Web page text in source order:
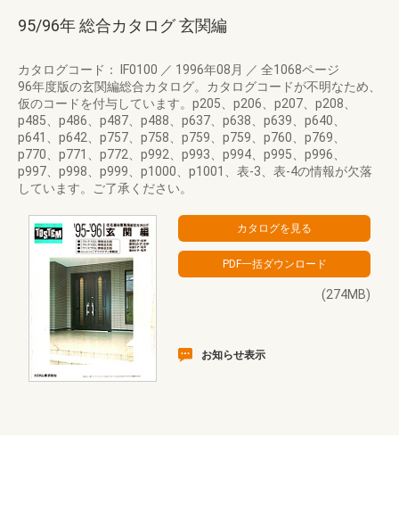
95/96年 総合カタログ 玄関編
カタログコード： IF0100 ／ 1996年08月 ／ 全1068ページ
96年度版の玄関編総合カタログ。カタログコードが不明なため、
仮のコードを付与しています。p205、p206、p207、p208、
p485、p486、p487、p488、p637、p638、p639、p640、
p641、p642、p757、p758、p759、p759、p760、p769、
p770、p771、p772、p992、p993、p994、p995、p996、
p997、p998、p999、p1000、p1001、表-3、表-4の情報が欠落
しています。ご了承ください。
(274MB)
お知らせ表示